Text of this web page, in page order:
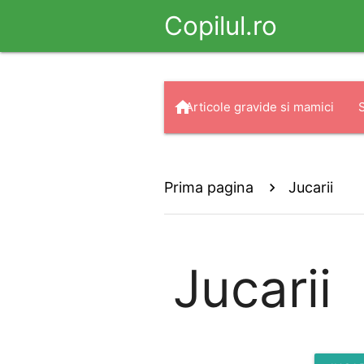
Copilul.ro
homeArticole gravide si mamici
Prima pagina Jucarii
Jucarii